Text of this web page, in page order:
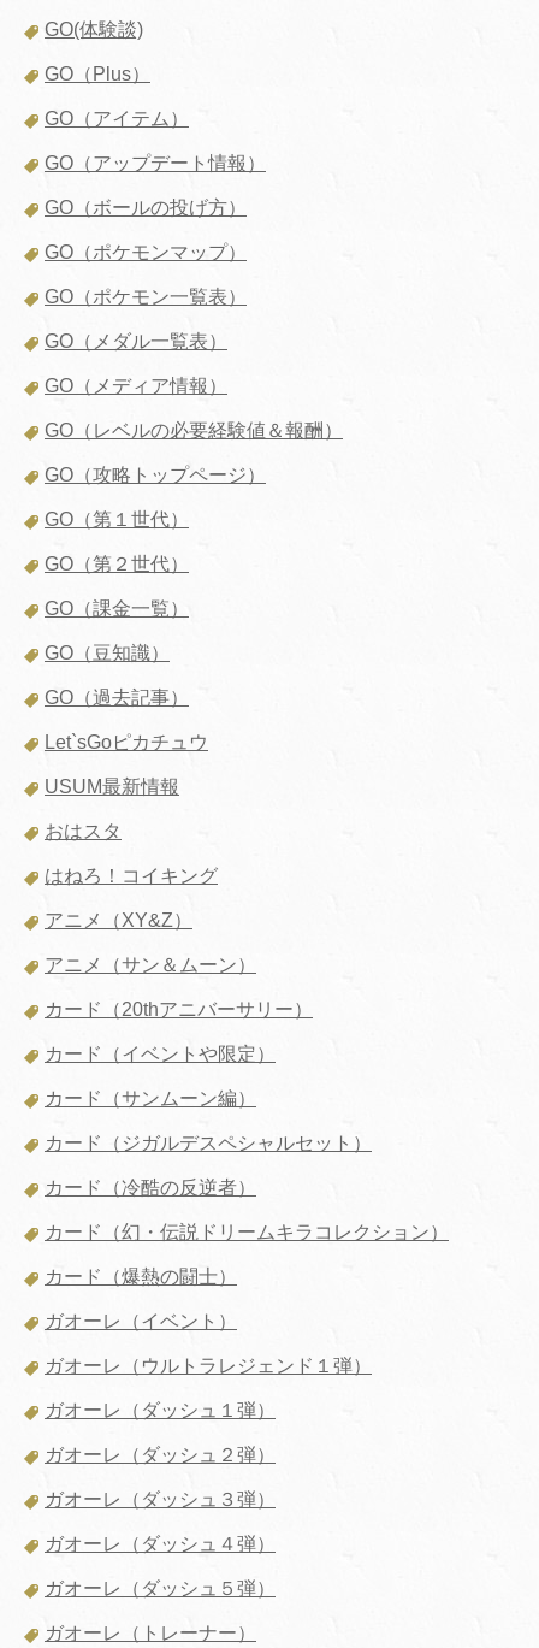
GO(体験談)
GO（Plus）
GO（アイテム）
GO（アップデート情報）
GO（ボールの投げ方）
GO（ポケモンマップ）
GO（ポケモン一覧表）
GO（メダル一覧表）
GO（メディア情報）
GO（レベルの必要経験値＆報酬）
GO（攻略トップページ）
GO（第１世代）
GO（第２世代）
GO（課金一覧）
GO（豆知識）
GO（過去記事）
Let`sGoピカチュウ
USUM最新情報
おはスタ
はねろ！コイキング
アニメ（XY&Z）
アニメ（サン＆ムーン）
カード（20thアニバーサリー）
カード（イベントや限定）
カード（サンムーン編）
カード（ジガルデスペシャルセット）
カード（冷酷の反逆者）
カード（幻・伝説ドリームキラコレクション）
カード（爆熱の闘士）
ガオーレ（イベント）
ガオーレ（ウルトラレジェンド１弾）
ガオーレ（ダッシュ１弾）
ガオーレ（ダッシュ２弾）
ガオーレ（ダッシュ３弾）
ガオーレ（ダッシュ４弾）
ガオーレ（ダッシュ５弾）
ガオーレ（トレーナー）